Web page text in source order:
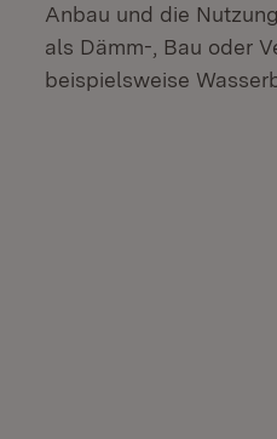
Anbau und die
als Dämm-, Bau oder
beispielsweise